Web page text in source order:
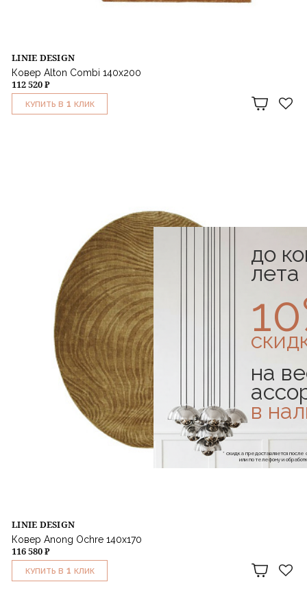
LINIE DESIGN
Ковер Alton Combi 140x200
112 520 ₽
КУПИТЬ В 1 КЛИК
LINIE DESIGN
Ковер Anong Ochre 140x170
116 580 ₽
КУПИТЬ В 1 КЛИК
до
лета
на
в
* скидка предоставляется
или по телефону и